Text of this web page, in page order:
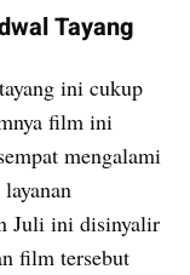
Tayang
ini cukup
film ini
mengalami
Juli ini disinyalir
film tersebut